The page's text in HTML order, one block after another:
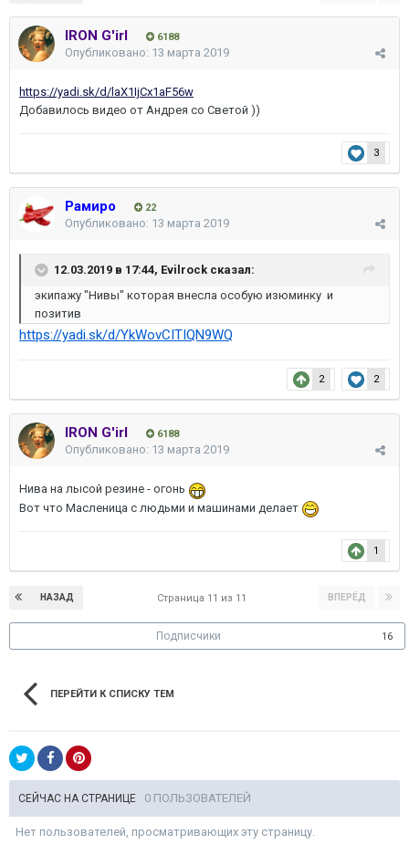
IRON G'irl 6188
Опубликовано: 13 марта 2019
https://yadi.sk/d/laX1IjCx1aF56w
Добавилось видео от Андрея со Светой ))
3
Рамиро 22
Опубликовано: 13 марта 2019
12.03.2019 в 17:44, Evilrock сказал:
экипажу "Нивы" которая внесла особую изюминку и
позитив
https://yadi.sk/d/YkWovCITIQN9WQ
2 2
IRON G'irl 6188
Опубликовано: 13 марта 2019
Нива на лысой резине - огонь
Вот что Масленица с людьми и машинами делает
1
НАЗАД ВПЕРЁД
Страница 11 из 11
Подписчики 16
ПЕРЕЙТИ К СПИСКУ ТЕМ
СЕЙЧАС НА СТРАНИЦЕ 0 ПОЛЬЗОВАТЕЛЕЙ
Нет пользователей, просматривающих эту страницу.